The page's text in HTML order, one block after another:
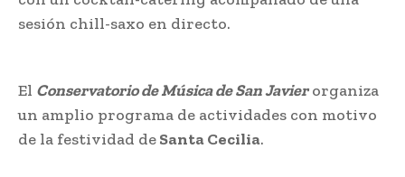
sesión chill-saxo en directo.
El Conservatorio de Música de San Javierorganiza
un amplio programa de actividades con motivo
de la festividad deSanta Cecilia.